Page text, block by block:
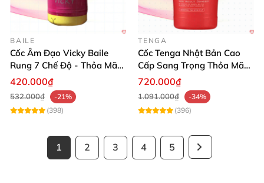
BAILE
Cốc Âm Đạo Vicky Baile
Rung 7 Chế Độ - Thỏa Mãn
Tối Đa
420.000₫
532.000₫
-21%
(398)
TENGA
Cốc Tenga Nhật Bản Cao
Cấp Sang Trọng Thỏa Mãn
Tuyệt Đỉnh
720.000₫
1.091.000₫
-34%
(396)
1 2 3 4 5